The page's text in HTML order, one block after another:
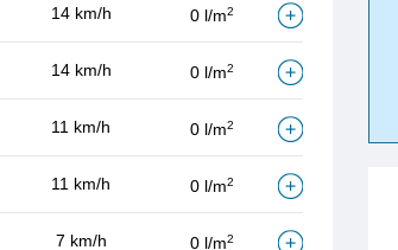
14 km/h 0 l/m2
14 km/h 0 l/m2
11 km/h 0 l/m2
11 km/h 0 l/m2
7 km/h 0 l/m2